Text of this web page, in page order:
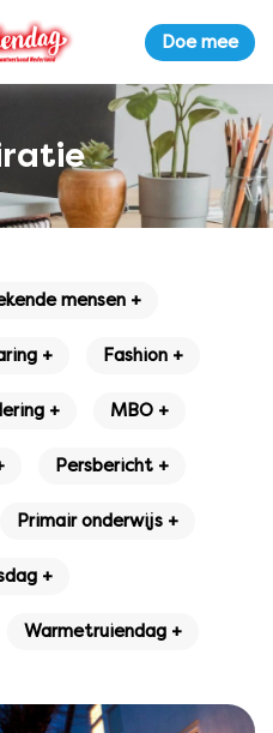
Doe mee
mensen +
+ Fashion +
+ MBO +
Persbericht +
Primair onderwijs +
+
Warmetruiendag +